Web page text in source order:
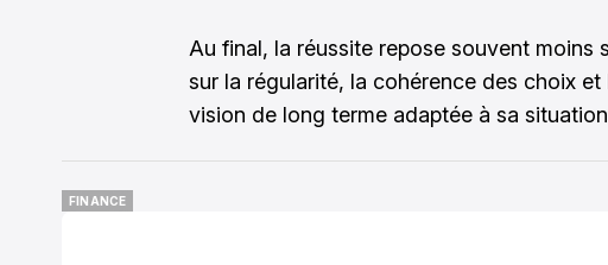
Au final, la réussite repose souvent moins
sur la régularité, la cohérence des choix
vision de long terme adaptée à sa
FINANCE